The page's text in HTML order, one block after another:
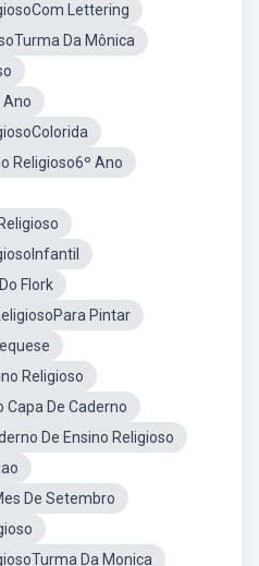
Lettering
Da Mônica
Ano
Religioso6º Ano
Flork
Pintar
Religioso
Capa De Caderno
De Ensino Religioso
De Setembro
Da Monica